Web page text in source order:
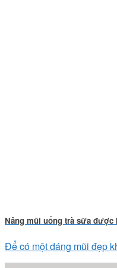
Nâng mũi uống trà sữa được
Để có một dáng mũi đẹp